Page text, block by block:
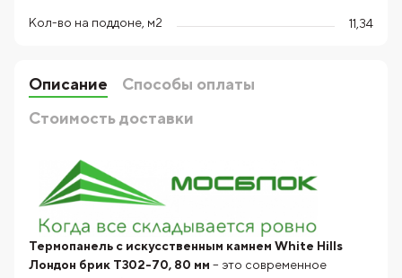
Кол-во на поддоне, м2 11,34
Описание
Способы оплаты
Стоимость доставки
Термопанель с искусственным камнем White Hills
Лондон брик T302-70, 80 мм – это современное